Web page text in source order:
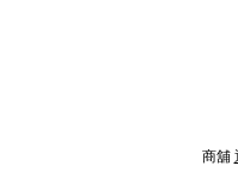
商舖